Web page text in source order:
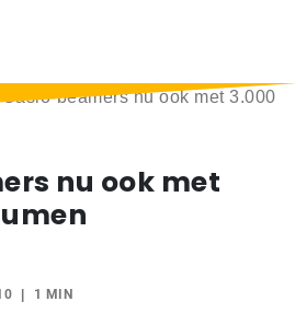
Casio-beamers nu ook met 3.000
nu ook met
1 MIN